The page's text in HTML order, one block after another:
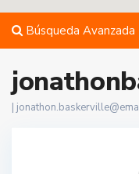
Búsqueda Avanzada